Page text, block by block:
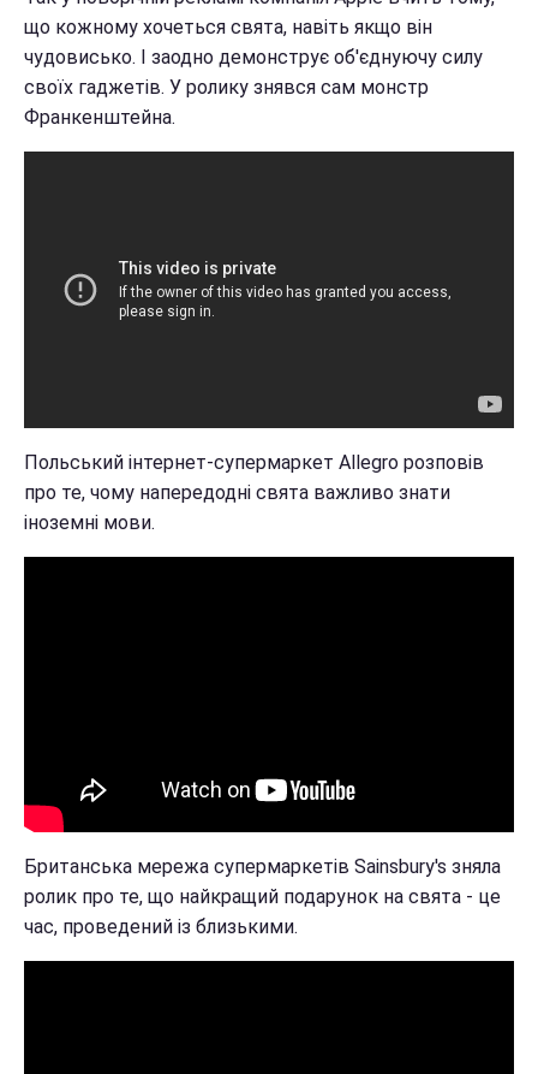
що кожному хочеться свята, навіть якщо він
чудовисько. І заодно демонструє об'єднуючу силу
своїх гаджетів. У ролику знявся сам монстр
Франкенштейна.
Польський інтернет-супермаркет Allegro розповів
про те, чому напередодні свята важливо знати
іноземні мови.
Британська мережа супермаркетів Sainsbury's зняла
ролик про те, що найкращий подарунок на свята - це
час, проведений із близькими.